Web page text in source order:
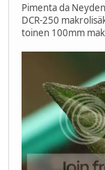
Pimenta da
DCR-250
toinen 100mm